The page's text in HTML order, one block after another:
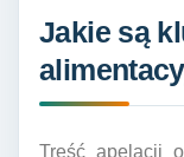
Jakie są
Treść apelacji